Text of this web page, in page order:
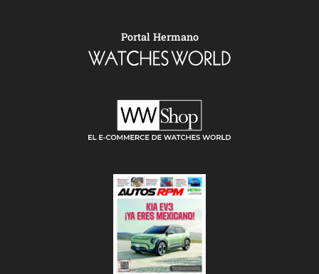
Portal Hermano